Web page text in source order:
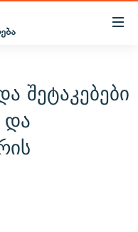
შეტაკებები
და